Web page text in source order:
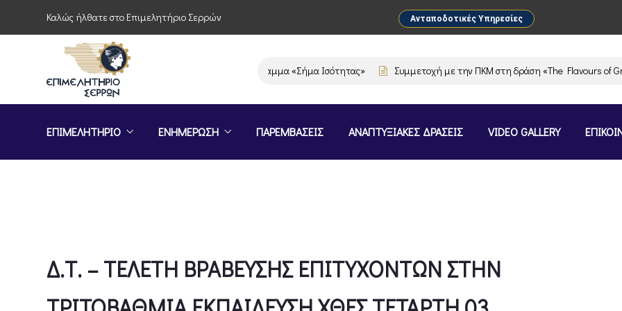
Καλώς ήλθατε στο Επιμελητήριο Σερρών Ανταποδοτικές Υπηρεσίες
Πρόσκληση συμμετοχής στο πρόγραμμα «Σήμα Ισότητας» Συμμετοχή με την ΠΚΜ στη δράση «The Flavours of Greece
ΕΠΙΜΕΛΗΤΗΡΙΟ ΕΝΗΜΕΡΩΣΗ ΠΑΡΕΜΒΑΣΕΙΣ ΑΝΑΠΤΥΞΙΑΚΕΣ ΔΡΑΣΕΙΣ VIDEO GALLERY
Δ.Τ. – ΤΕΛΕΤΗ ΒΡΑΒΕΥΣΗΣ ΕΠΙΤΥΧΟΝΤΩΝ ΣΤΗΝ